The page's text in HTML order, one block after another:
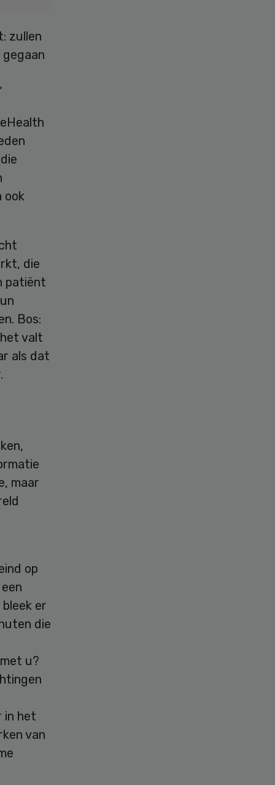
zullen
ook
die
patiënt
Bos:
valt
als dat
maar
op
er
die
u?
in het
van